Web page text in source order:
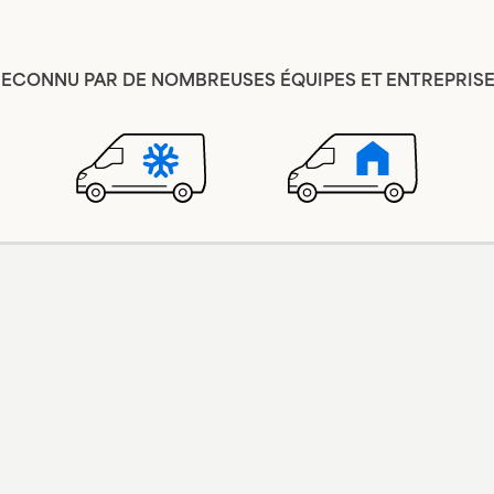
PAR DE NOMBREUSES ÉQUIPES ET